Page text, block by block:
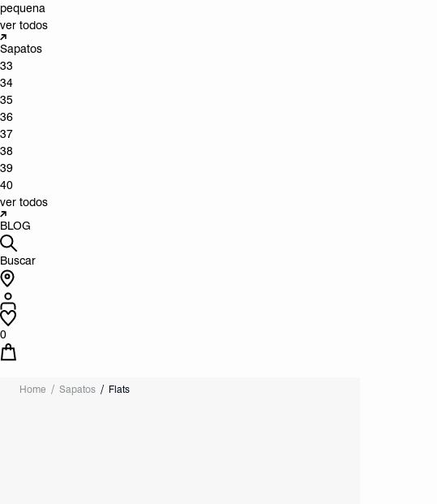
pequena
ver todos
Sapatos
33
34
35
36
37
38
39
40
ver todos
BLOG
Buscar
0
Home Sapatos Flats